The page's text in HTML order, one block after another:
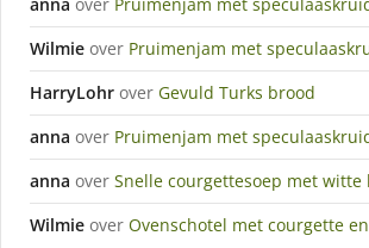
Wilmie over Pruimenjam met
HarryLohr over Gevuld Turks brood
anna over Pruimenjam met
anna over Snelle courgettesoep met witte
Wilmie over Ovenschotel met courgette